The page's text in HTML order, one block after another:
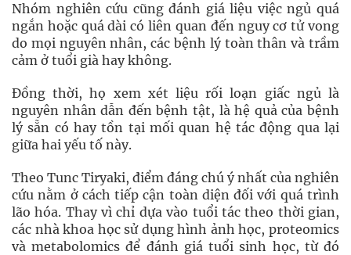
Nhóm nghiên cứu cũng đánh giá liệu việc ngủ quá
ngắn hoặc quá dài có liên quan đến nguy cơ tử vong
do mọi nguyên nhân, các bệnh lý toàn thân và trầm
cảm ở tuổi già hay không.
Đồng thời, họ xem xét liệu rối loạn giấc ngủ là
nguyên nhân dẫn đến bệnh tật, là hệ quả của bệnh
lý sẵn có hay tồn tại mối quan hệ tác động qua lại
giữa hai yếu tố này.
Theo Tunc Tiryaki, điểm đáng chú ý nhất của nghiên
cứu nằm ở cách tiếp cận toàn diện đối với quá trình
lão hóa. Thay vì chỉ dựa vào tuổi tác theo thời gian,
các nhà khoa học sử dụng hình ảnh học, proteomics
và metabolomics để đánh giá tuổi sinh học, từ đó